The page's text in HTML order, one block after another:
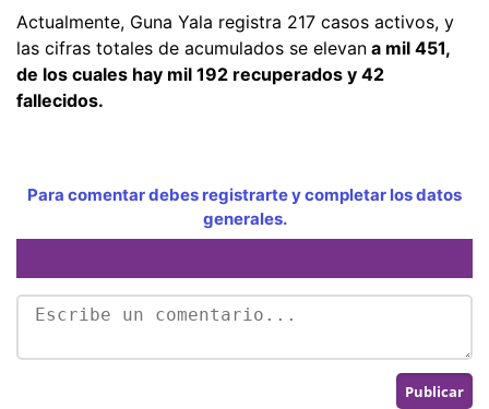
Actualmente, Guna Yala registra 217 casos activos, y
las cifras totales de acumulados se elevan a mil 451,
de los cuales hay mil 192 recuperados y 42
fallecidos.
Para comentar debes registrarte y completar los datos
generales.